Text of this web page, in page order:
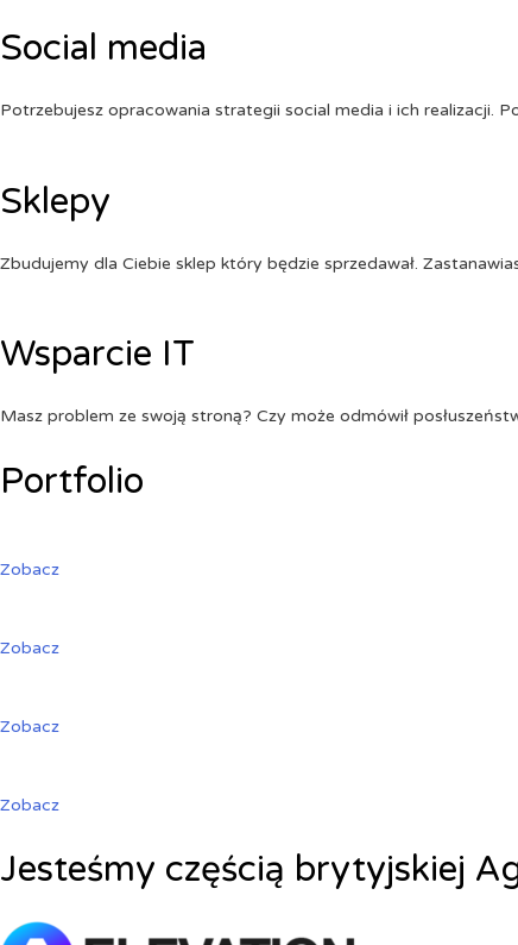
Social media
Potrzebujesz opracowania strategii social media i ich realizacji.
Sklepy
Zbudujemy dla Ciebie sklep który będzie sprzedawał.
Wsparcie IT
Masz problem ze swoją stroną? Czy może odmówił
Portfolio
Zobacz
Zobacz
Zobacz
Zobacz
Jesteśmy częścią brytyjskiej